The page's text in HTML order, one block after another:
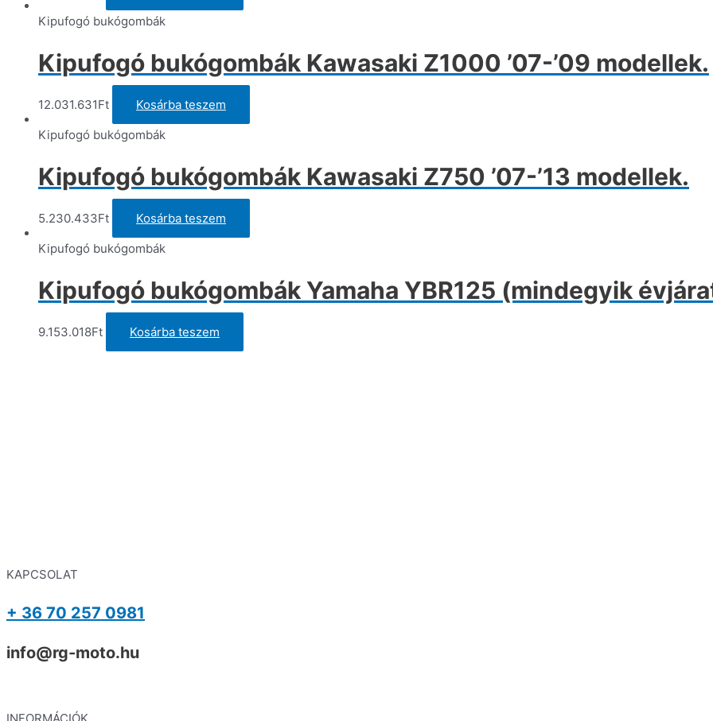
Kipufogó bukógombák
Kipufogó bukógombák Kawasaki Z1000 ’07-’09 modellek.
12.031.631Ft
Kosárba teszem
Kipufogó bukógombák
Kipufogó bukógombák Kawasaki Z750 ’07-’13 modellek.
5.230.433Ft
Kosárba teszem
Kipufogó bukógombák
Kipufogó bukógombák Yamaha YBR125 (mindegyik
9.153.018Ft Kosárba teszem
KAPCSOLAT
+ 36 70 257 0981
info@rg-moto.hu